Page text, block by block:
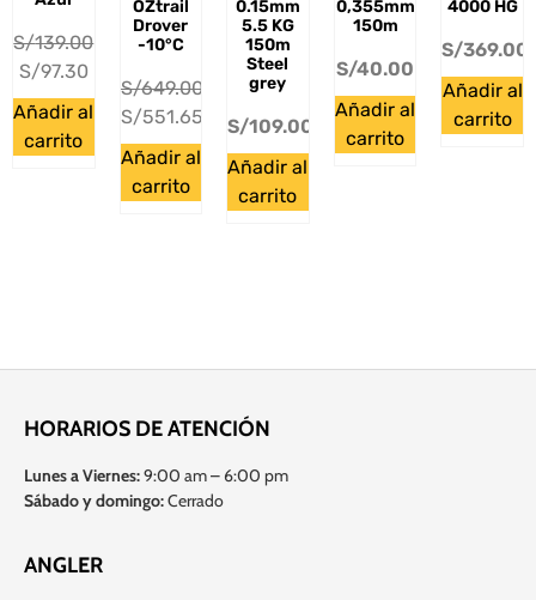
S/139.00
S/97.30
Añadir al
carrito
OZtrail
Drover
-10°C
S/649.00
S/551.65
Añadir al
carrito
0.15mm
5.5 KG
150m
Steel
grey
S/109.00
Añadir al
carrito
0,355mm
150m
S/40.00
Añadir al
carrito
4000 HG
S/369.00
Añadir al
carrito
HORARIOS DE ATENCIÓN
Lunes a Viernes:9:00 am – 6:00 pm
Sábado y domingo:Cerrado
ANGLER